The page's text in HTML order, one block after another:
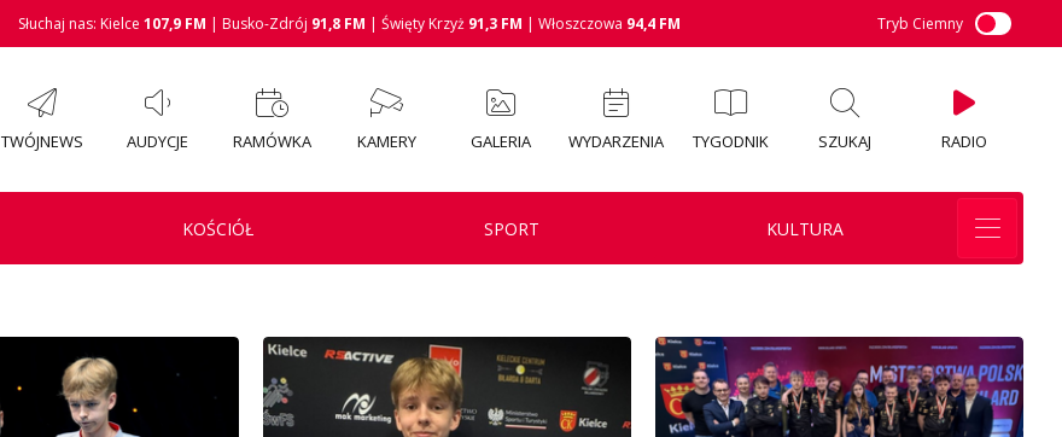
Słuchaj nas: Kielce 107,9 FM | Busko-Zdrój 91,8 FM | Święty Krzyż 91,3 FM | Włoszczowa 94,4 FM Tryb Ciemny
TWÓJNEWS AUDYCJE RAMÓWKA KAMERY GALERIA WYDARZENIA TYGODNIK SZUKAJ RADIO
KOŚCIÓŁ SPORT KULTURA